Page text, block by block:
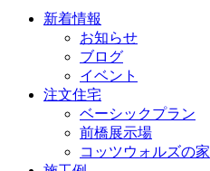
新着情報
お知らせ
ブログ
イベント
注文住宅
ベーシックプラン
前橋展示場
コッツウォルズの家